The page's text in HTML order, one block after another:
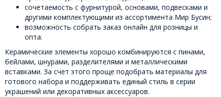
сочетаемость с фурнитурой, основами, подвесками и
другими комплектующими из ассортимента Мир Бусин;
возможность собрать заказ онлайн для розницы и
опта.
Керамические элементы хорошо комбинируются с пинами,
бейлами, шнурами, разделителями и металлическими
вставками. За счет этого проще подобрать материалы для
готового набора и поддерживать единый стиль в серии
украшений или декоративных аксессуаров.